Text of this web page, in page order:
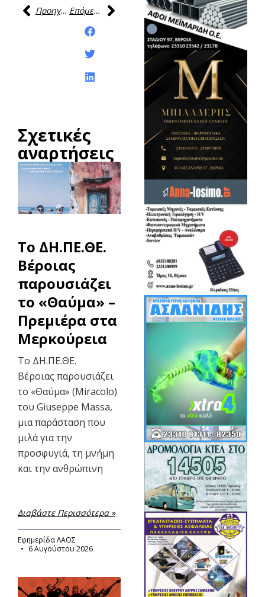
Προηγούμενη
Επόμενη
Σχετικές
αναρτήσεις
To ΔΗ.ΠΕ.ΘΕ.
Βέροιας
παρουσιάζει
το «Θαύμα» –
Πρεμιέρα στα
Μερκούρεια
Το ΔΗ.ΠΕ.ΘΕ.
Βέροιας παρουσιάζει
το «Θαύμα» (Miracolo)
του Giuseppe Massa,
μια παράσταση που
μιλά για την
προσφυγιά, τη μνήμη
και την ανθρώπινη
Διαβάστε Περισσότερα »
Εφημερίδα ΛΑΟΣ
6 Αυγούστου 2026